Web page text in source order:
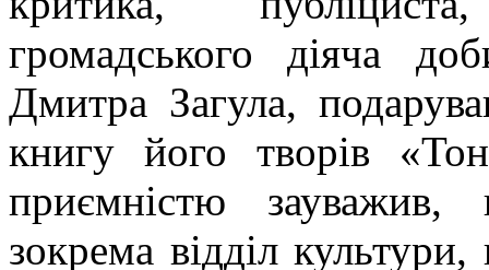
громадського діяча
Дмитра Загула,
книгу його творів
приємністю зауважив,
зокрема відділ